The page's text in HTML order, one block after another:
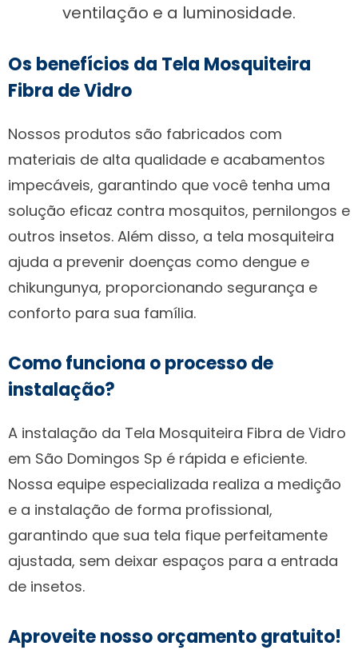
ventilação e a luminosidade.
Os benefícios da Tela Mosquiteira
Fibra de Vidro
Nossos produtos são fabricados com
materiais de alta qualidade e acabamentos
impecáveis, garantindo que você tenha uma
solução eficaz contra mosquitos, pernilongos e
outros insetos. Além disso, a tela mosquiteira
ajuda a prevenir doenças como dengue e
chikungunya, proporcionando segurança e
conforto para sua família.
Como funciona o processo de
instalação?
A instalação da Tela Mosquiteira Fibra de Vidro
em São Domingos Sp é rápida e eficiente.
Nossa equipe especializada realiza a medição
e a instalação de forma profissional,
garantindo que sua tela fique perfeitamente
ajustada, sem deixar espaços para a entrada
de insetos.
Aproveite nosso orçamento gratuito!